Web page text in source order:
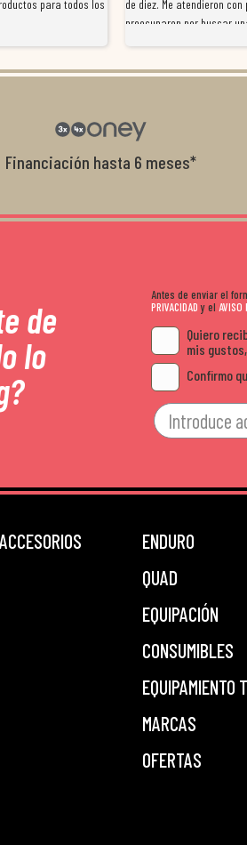
para todos los
de diez. Me atendieron
preocuparon por buscar
con el cliente, y me
Financiación hasta 6 meses*
de
lo
Antes de enviar el
PRIVACIDADy el AVISO
Quiero
mis
Confirmo
ENDURO
QUAD
EQUIPACIÓN
CONSUMIBLES
EQUIPAMIENTO
MARCAS
OFERTAS